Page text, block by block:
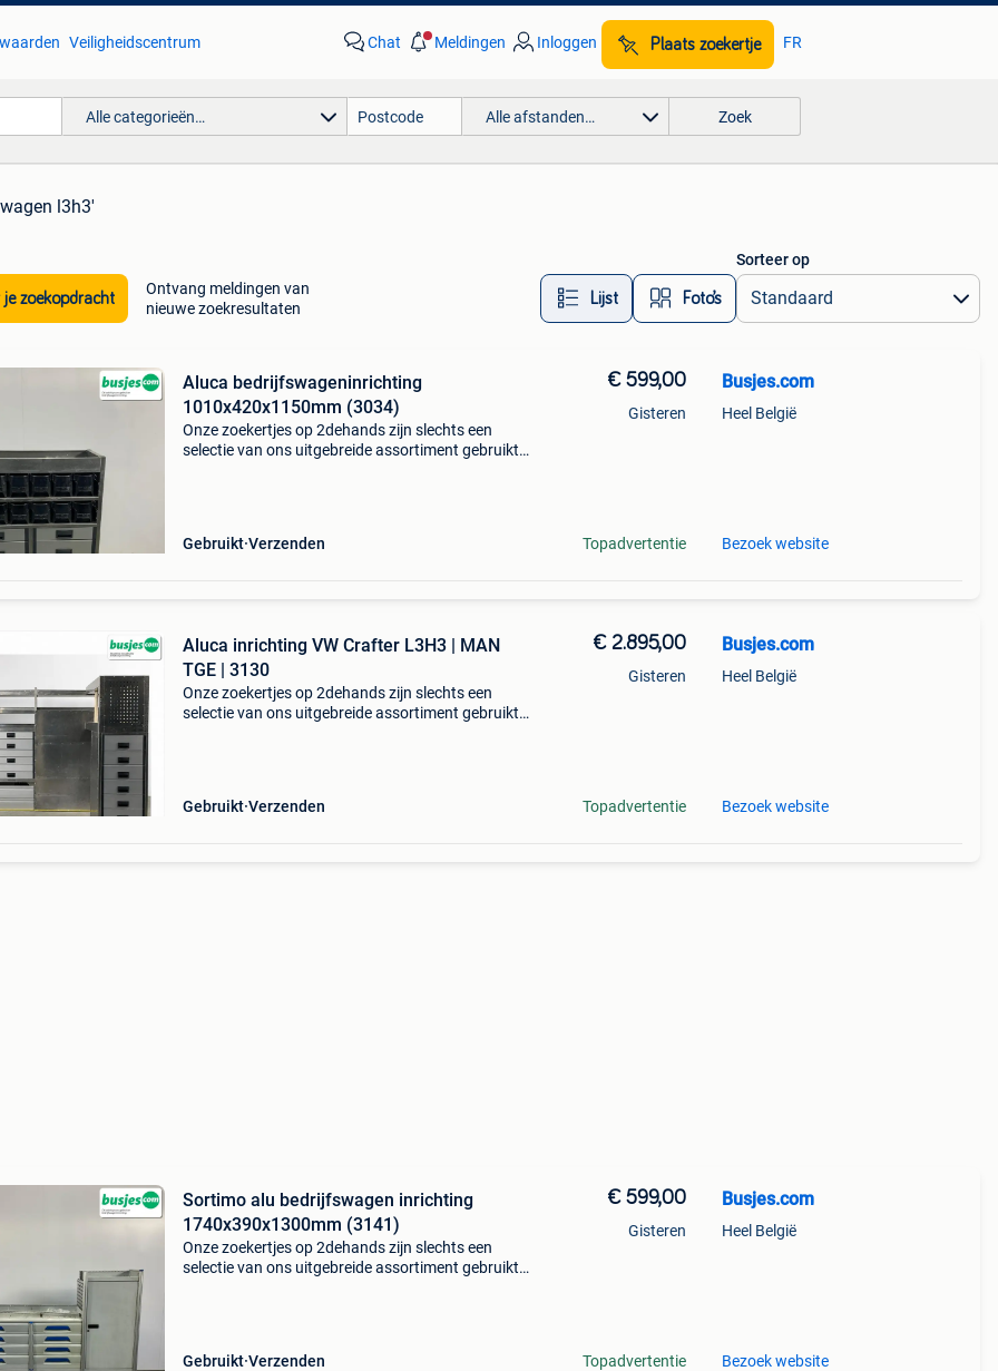
Veiligheidscentrum Chat Meldingen Inloggen Plaats zoekertje FR
Alle categorieën… Alle afstanden… Zoek
l3h3'
je zoekopdracht
Ontvang meldingen van
nieuwe zoekresultaten
Lijst Foto’s
Sorteer op
Aluca bedrijfswageninrichting
1010x420x1150mm (3034)
Onze zoekertjes op 2dehands zijn slechts een
selectie van ons uitgebreide assortiment gebruikte
Gebruikt Verzenden
€ 599,00
Gisteren
Topadvertentie
Busjes.com
Heel België
Bezoek website
Aluca inrichting VW Crafter L3H3 | MAN
TGE | 3130
Onze zoekertjes op 2dehands zijn slechts een
selectie van ons uitgebreide assortiment gebruikte
Gebruikt Verzenden
€ 2.895,00
Gisteren
Topadvertentie
Busjes.com
Heel België
Bezoek website
Sortimo alu bedrijfswagen inrichting
1740x390x1300mm (3141)
Onze zoekertjes op 2dehands zijn slechts een
selectie van ons uitgebreide assortiment gebruikte
Gebruikt Verzenden
€ 599,00
Gisteren
Topadvertentie
Busjes.com
Heel België
Bezoek website